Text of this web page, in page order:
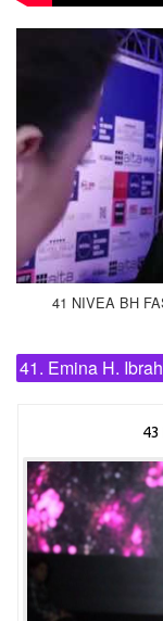
41 NIVEA BH
41. Emina H.
43